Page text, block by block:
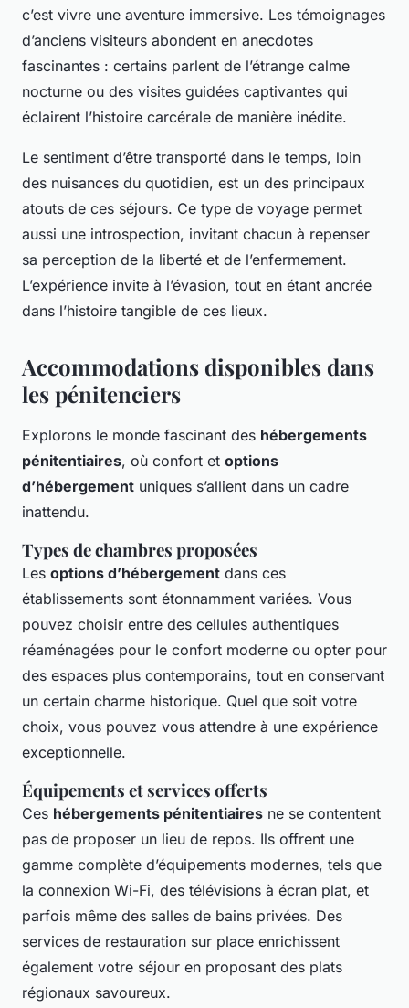
c’est vivre une aventure immersive. Les témoignages
d’anciens visiteurs abondent en anecdotes
fascinantes : certains parlent de l’étrange calme
nocturne ou des visites guidées captivantes qui
éclairent l’histoire carcérale de manière inédite.
Le sentiment d’être transporté dans le temps, loin
des nuisances du quotidien, est un des principaux
atouts de ces séjours. Ce type de voyage permet
aussi une introspection, invitant chacun à repenser
sa perception de la liberté et de l’enfermement.
L’expérience invite à l’évasion, tout en étant ancrée
dans l’histoire tangible de ces lieux.
Accommodations disponibles dans
les pénitenciers
Explorons le monde fascinant des hébergements
pénitentiaires, où confort et options
d’hébergement uniques s’allient dans un cadre
inattendu.
Types de chambres proposées
Les options d’hébergement dans ces
établissements sont étonnamment variées. Vous
pouvez choisir entre des cellules authentiques
réaménagées pour le confort moderne ou opter pour
des espaces plus contemporains, tout en conservant
un certain charme historique. Quel que soit votre
choix, vous pouvez vous attendre à une expérience
exceptionnelle.
Équipements et services offerts
Ces hébergements pénitentiaires ne se contentent
pas de proposer un lieu de repos. Ils offrent une
gamme complète d’équipements modernes, tels que
la connexion Wi-Fi, des télévisions à écran plat, et
parfois même des salles de bains privées. Des
services de restauration sur place enrichissent
également votre séjour en proposant des plats
régionaux savoureux.